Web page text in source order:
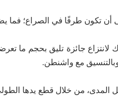
أن تكون طرفًا في الصراع؛ فما
لانتزاع جائزة تليق بحجم ما
مع واشنطن.
المدى، من خلال قطع يدها